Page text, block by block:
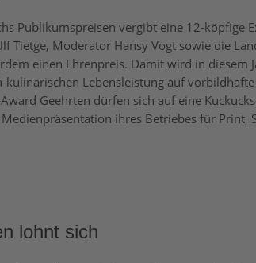
Publikumspreisen vergibt eine 12-köpfige
Tietge, Moderator Hansy Vogt sowie die
einen Ehrenpreis. Damit wird in diesem
kulinarischen Lebensleistung auf
Geehrten dürfen sich auf eine
ihres Betriebes für Print,
lohnt sich